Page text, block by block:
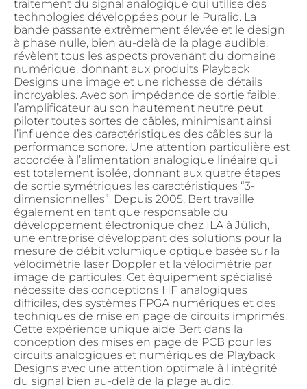
traitement du signal analogique qui utilise des
technologies développées pour le Puralio. La
bande passante extrêmement élevée et le design
à phase nulle, bien au-delà de la plage audible,
révèlent tous les aspects provenant du domaine
numérique, donnant aux produits Playback
Designs une image et une richesse de détails
incroyables. Avec son impédance de sortie faible,
l’amplificateur au son hautement neutre peut
piloter toutes sortes de câbles, minimisant ainsi
l’influence des caractéristiques des câbles sur la
performance sonore. Une attention particulière est
accordée à l’alimentation analogique linéaire qui
est totalement isolée, donnant aux quatre étapes
de sortie symétriques les caractéristiques “3-
dimensionnelles”. Depuis 2005, Bert travaille
également en tant que responsable du
développement électronique chez ILA à Jülich,
une entreprise développant des solutions pour la
mesure de débit volumique optique basée sur la
vélocimétrie laser Doppler et la vélocimétrie par
image de particules. Cet équipement spécialisé
nécessite des conceptions HF analogiques
difficiles, des systèmes FPGA numériques et des
techniques de mise en page de circuits imprimés.
Cette expérience unique aide Bert dans la
conception des mises en page de PCB pour les
circuits analogiques et numériques de Playback
Designs avec une attention optimale à l’intégrité
du signal bien au-delà de la plage audio.